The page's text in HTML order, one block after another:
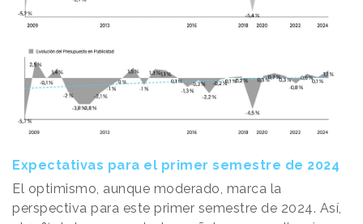
Expectativas para el primer semestre de 2024
El optimismo, aunque moderado, marca la
perspectiva para este primer semestre de 2024. Así,